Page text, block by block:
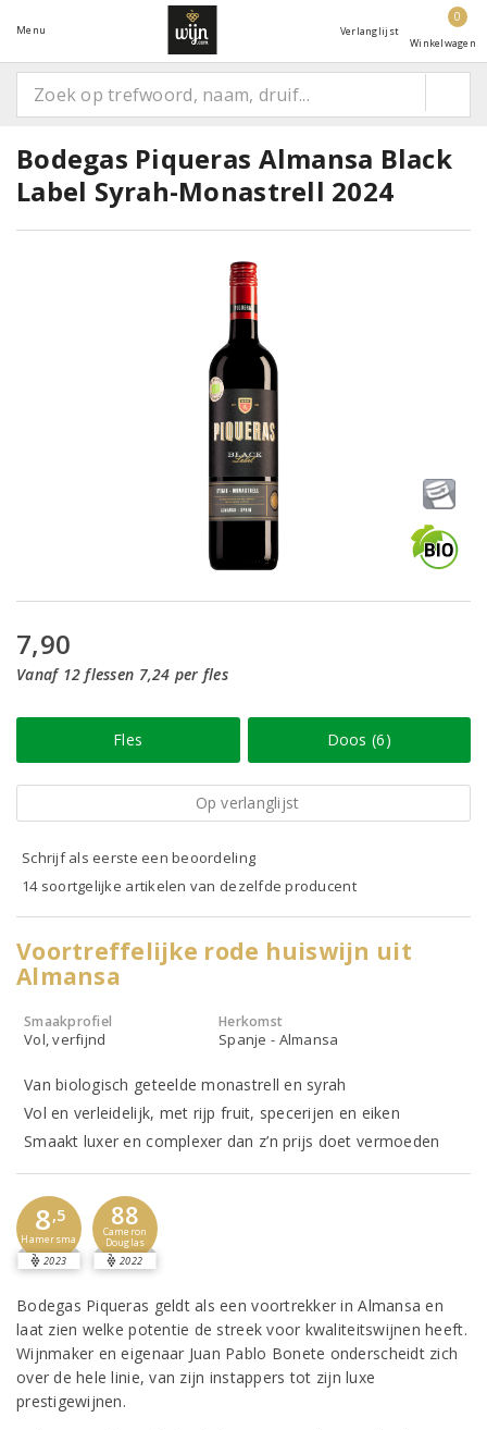
Menu Verlanglijst
0
Winkelwagen
Bodegas Piqueras Almansa Black
Label Syrah-Monastrell 2024
7,90
Vanaf 12 flessen 7,24 per fles
Fles Doos (6)
Op verlanglijst
Schrijf als eerste een beoordeling
14 soortgelijke artikelen van dezelfde producent
Voortreffelijke rode huiswijn uit
Almansa
Smaakprofiel
Vol, verfijnd
Herkomst
Spanje - Almansa
Van biologisch geteelde monastrell en syrah
Vol en verleidelijk, met rijp fruit, specerijen en eiken
Smaakt luxer en complexer dan z’n prijs doet vermoeden
8,5
Hamersma
2023
88
Cameron
Douglas
2022
Bodegas Piqueras geldt als een voortrekker in Almansa en
laat zien welke potentie de streek voor kwaliteitswijnen heeft.
Wijnmaker en eigenaar Juan Pablo Bonete onderscheidt zich
over de hele linie, van zijn instappers tot zijn luxe
prestigewijnen.